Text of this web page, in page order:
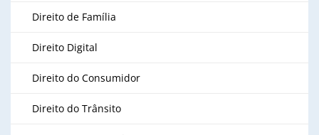
Direito de Família
Direito Digital
Direito do Consumidor
Direito do Trânsito